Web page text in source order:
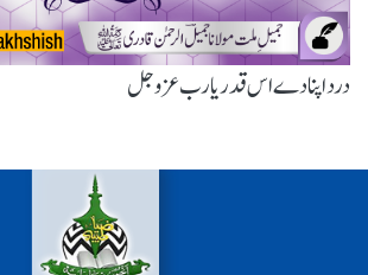
درد اپنا دے اس قدر یارب عزوجل